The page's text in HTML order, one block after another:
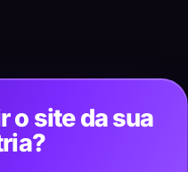
o site da sua